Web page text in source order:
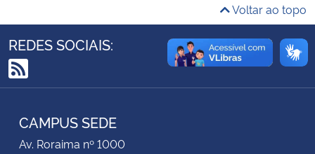
Ministério do Desenvolvimento Regional
Ministério da Mulher, da Família e dos Direitos Humanos
Voltar ao topo
REDES SOCIAIS:
RSS
CAMPUS SEDE
Av. Roraima nº 1000